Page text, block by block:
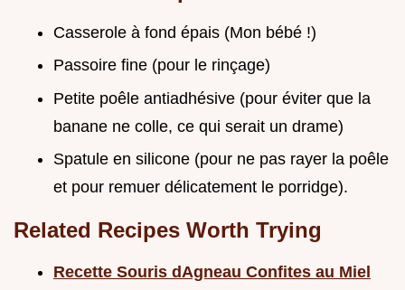
Casserole à fond épais (Mon bébé !)
Passoire fine (pour le rinçage)
Petite poêle antiadhésive (pour éviter que la
banane ne colle, ce qui serait un drame)
Spatule en silicone (pour ne pas rayer la poêle
et pour remuer délicatement le porridge).
Related Recipes Worth Trying
Recette Souris dAgneau Confites au Miel